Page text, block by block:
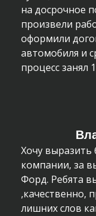
на досрочное
произвели
оформили
автомобиля и
процесс занял
Хочу
компании, за
Форд. Ребята
,качественно,
лишних слов